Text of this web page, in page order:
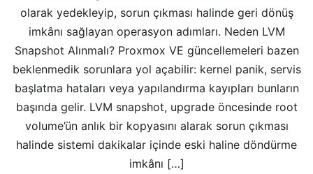
olarak yedekleyip, sorun çıkması halinde geri dönüş
imkânı sağlayan operasyon adımları. Neden LVM
Snapshot Alınmalı? Proxmox VE güncellemeleri bazen
beklenmedik sorunlara yol açabilir: kernel panik, servis
başlatma hataları veya yapılandırma kayıpları bunların
başında gelir. LVM snapshot, upgrade öncesinde root
volume’ün anlık bir kopyasını alarak sorun çıkması
halinde sistemi dakikalar içinde eski haline döndürme
imkânı […]